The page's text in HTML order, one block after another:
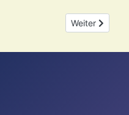
Januar 1978 über Worringen
Nächster
Weiter